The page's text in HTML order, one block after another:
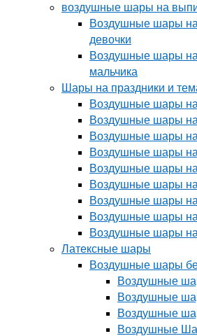
воздушные шары на
Воздушные шары
девочки
Воздушные шары
мальчика
Шары на праздники и
Воздушные шары
Воздушные шары
Воздушные шары
Воздушные шары
Воздушные шары
Воздушные шары
Воздушные шары
Воздушные шары
Воздушные шары
Латексные шары
Воздушные шары
Воздушные
Воздушные
Воздушные
Воздушные